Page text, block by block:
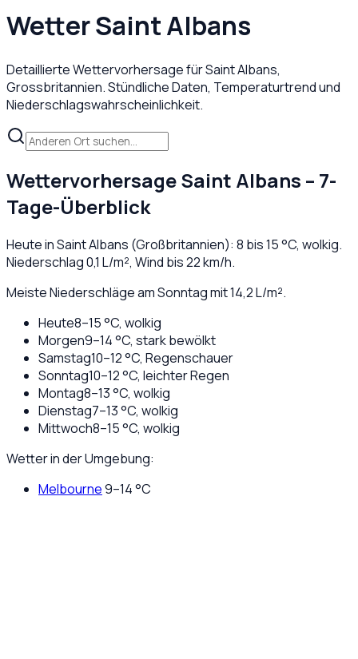
WetterSaint Albans
Detaillierte Wettervorhersage fürSaint Albans,
Grossbritannien. Stündliche Daten, Temperaturtrend und
Niederschlagswahrscheinlichkeit.
WettervorhersageSaint Albans – 7-
Tage-Überblick
Heute inSaint Albans (Großbritannien): 8 bis15°C, wolkig.
Niederschlag0,1 L/m², Wind bis22km/h.
Meiste Niederschläge am Sonntag mit 14,2 L/m².
Heute8–15°C, wolkig
Morgen9–14°C, stark bewölkt
Samstag10–12°C, Regenschauer
Sonntag10–12°C, leichter Regen
Montag8–13°C, wolkig
Dienstag7–13°C, wolkig
Mittwoch8–15°C, wolkig
Wetter in der Umgebung:
Melbourne9–14°C